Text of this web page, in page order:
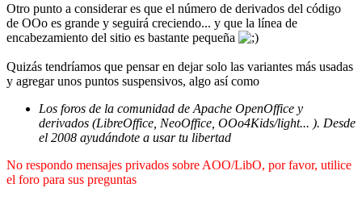
Otro punto a considerar es que el número de derivados del código
de OOo es grande y seguirá creciendo... y que la línea de
encabezamiento del sitio es bastante pequeña
Quizás tendríamos que pensar en dejar solo las variantes más usadas
y agregar unos puntos suspensivos, algo así como
Los foros de la comunidad de Apache OpenOffice y
derivados (LibreOffice, NeoOffice, OOo4Kids/light... ). Desde
el 2008 ayudándote a usar tu libertad
No respondo mensajes privados sobre AOO/LibO, por favor, utilice
el foro para sus preguntas